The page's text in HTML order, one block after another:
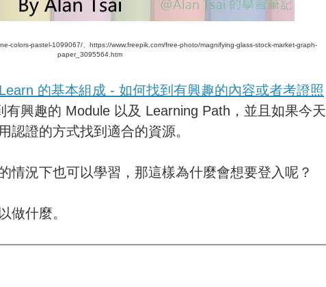
colors-pastel-1099067/、https://www.freepik.com/free-photo/magnifying-glass-stock-market-graph-
paper_3095564.htm
的基本組成 - 如何找到有興趣的內容或者考證照
有興趣的 Module 以及 Learning Path，並且如果今天
認證的方式找到適合的資源。
情況下也可以學習，那這樣為什麼會想要登入呢？
做什麼。